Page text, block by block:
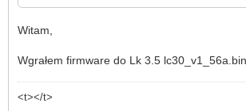
Witam,
Wgrałem firmware do Lk 3.5
<t></t>